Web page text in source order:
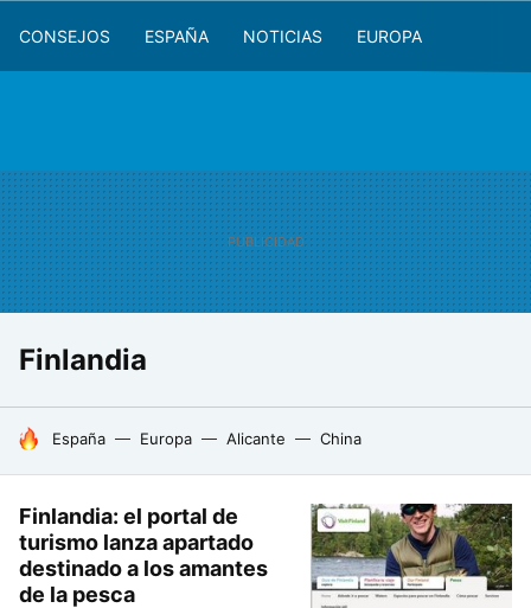
CONSEJOS ESPAÑA NOTICIAS EUROPA
Finlandia
HOY SE HABLA DE
España Europa Alicante China
Finlandia: el portal de
turismo lanza apartado
destinado a los amantes
de la pesca